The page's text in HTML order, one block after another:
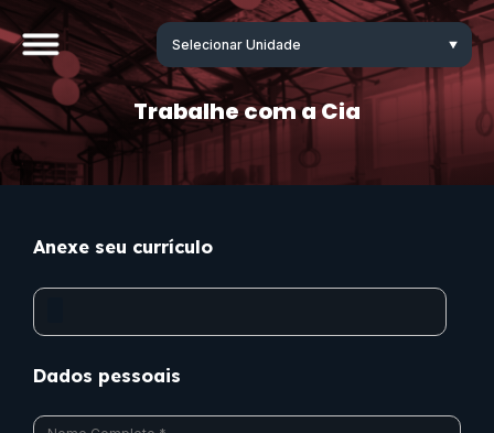
Trabalhe com a Cia
Anexe seu currículo
Dados pessoais